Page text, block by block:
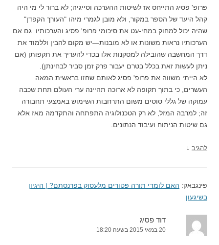
פרופ' פסיג התייחס אז לשיטות ההערכה וסייגיה; לא ברור לי מי היה
קהל היעד של הספר במקור, ולא מובן לגמרי מיהו "העורך הקפדן"
שהיה יכול למחוק במחי-עט את סיכומי פרופ' פסיג והערכותיו. גם אם
הערכותיו נראות משונות או לא מובנות—יש מקום להבין וללמוד את
דרך המחשבה שהובילה למסקנות אלו בכדי להעריך את תקפותן (אם
ניתן לעשות זאת בכלל בטרם יעבור פרק זמן סביר לבחינתן).
לא הייתי משווה את פרופ' פסיג לאותם שחזו בראשית המאה
העשרים, כי בתוך תקופה לא ארוכה תהיינה ערי העולם תחת שכבה
עמוקה של גללי סוסים משום התרחבות השימוש באמצעי תחבורה
זה; למרבה המזל, לא רק הטכנולוגיה התפתחה והתקדמה מאז אלא
גם שיטות הניתוח ועיבוד הנתונים.
להגיב ↓
פינגבאק: האם לומדי תורה פטורים מלעסוק בפרנסתם? | היגיון
בשיגעון
דוד פסיג
20 במאי 2015 בשעה 18:20